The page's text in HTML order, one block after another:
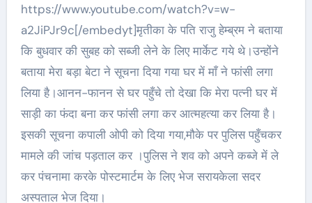
https://www.youtube.com/watch?v=w-
a2JiPJr9c[/embedyt]मृतीका के पति राजु हेम्ब्रम ने बताया
कि बुधवार की सुबह को सब्जी लेने के लिए मार्केट गये थे।उन्होंने
बताया मेरा बड़ा बेटा ने सूचना दिया गया घर में माँ ने फांसी लगा
लिया है।आनन-फानन से घर पहुँचे तो देखा कि मेरा पत्नी घर में
साड़ी का फंदा बना कर फांसी लगा कर आत्महत्या कर लिया है।
इसकी सूचना कपाली ओपी को दिया गया,मौके पर पुलिस पहुँचकर
मामले की जांच पड़ताल कर ।पुलिस ने शव को अपने कब्जे में ले
कर पंचनामा करके पोस्टमार्टम के लिए भेज सरायकेला सदर
अस्पताल भेज दिया।